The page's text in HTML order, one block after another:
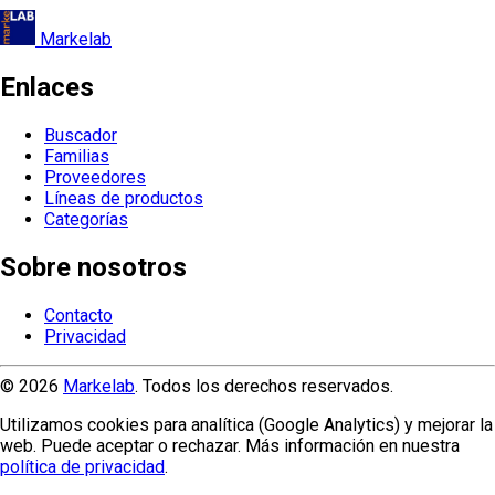
Markelab
Enlaces
Buscador
Familias
Proveedores
Líneas de productos
Categorías
Sobre nosotros
Contacto
Privacidad
© 2026 Markelab. Todos los derechos reservados.
Utilizamos cookies para analítica (Google Analytics) y mejorar la
web. Puede aceptar o rechazar. Más información en nuestra
política de privacidad.